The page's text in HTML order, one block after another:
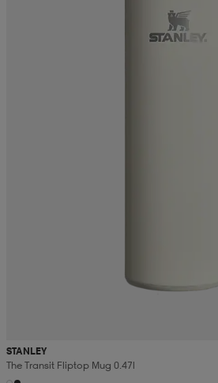
STANLEY
The Transit Fliptop Mug 0.47l